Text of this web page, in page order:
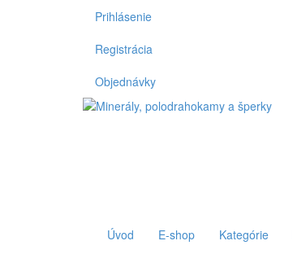
Prihlásenie
Registrácia
Objednávky
Úvod E-shop Kategórie